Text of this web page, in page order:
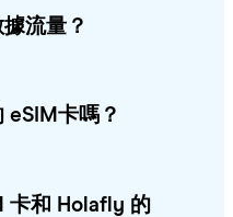
流量？
eSIM卡嗎？
卡和 Holafly 的